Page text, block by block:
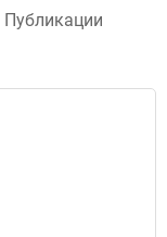
Публикации